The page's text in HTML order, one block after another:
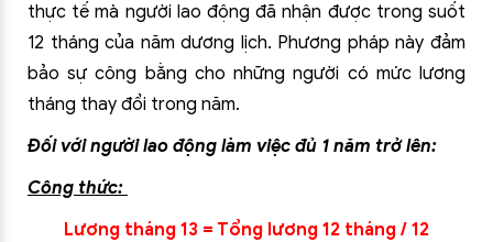
thực tế mà người lao động đã nhận được trong suốt
12 tháng của năm dương lịch. Phương pháp này đảm
bảo sự công bằng cho những người có mức lương
tháng thay đổi trong năm.
Đối với người lao động làm việc đủ 1 năm trở lên:
Công thức:
Lương tháng 13 = Tổng lương 12 tháng / 12